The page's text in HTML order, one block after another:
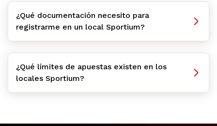
¿Qué documentación necesito para
registrarme en un local Sportium?
¿Qué límites de apuestas existen en los
locales Sportium?